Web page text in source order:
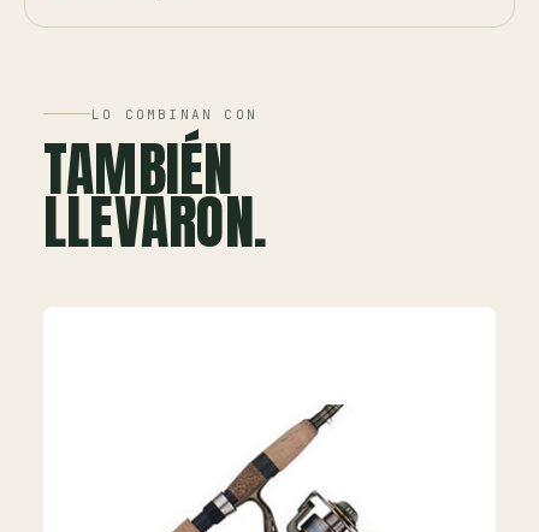
LO COMBINAN CON
TAMBIÉN
LLEVARON.